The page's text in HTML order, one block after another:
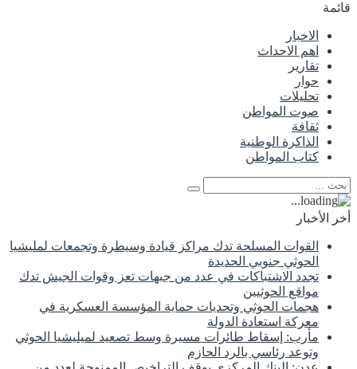
قائمة
الاخبار
اهم الاحداث
تقارير
حوار
تحليلات
صوت المواطن
ثقافة
الذاكرة الوطنية
كتاب المواطن
أخر الأخبار
القوات المسلحة تدك مراكز قيادة وسيطرة وتجمعات لمليشيا
الحوثي جنوبي الحديدة
تجدد الاشتباكات في عدد من جبهات تعز وقوات الجيش تدك
مواقع الحوثيين
هجمات الحوثي وتحديات حماية المؤسسة العسكرية في
معركة استعادة الدولة
مأرب: إسقاط طائرات مسيرة وسط تصعيد لميليشيا الحوثي
وتوعد رئاسي بالرد الحازم